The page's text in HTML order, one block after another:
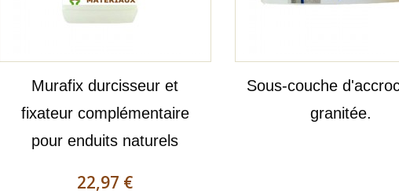
Murafix durcisseur et
fixateur complémentaire
pour enduits naturels
22,97 €
Sous-couche
granitée.